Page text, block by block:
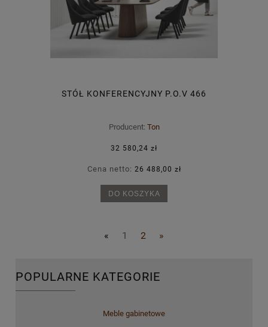
STÓŁ KONFERENCYJNY P.O.V 466
Producent: Ton
32 580,24 zł
Cena netto: 26 488,00 zł
DO KOSZYKA
« 1 2 »
POPULARNE KATEGORIE
Meble gabinetowe